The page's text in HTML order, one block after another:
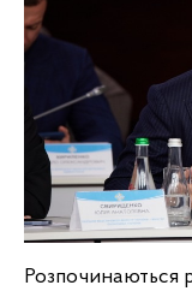
Розпочинаються